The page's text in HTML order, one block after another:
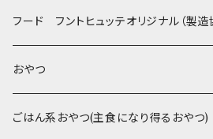
Sサイズ(テープ幅1.5cm) _ 首輪&リードセット
Sサイズ(テープ幅1.5cm) _ ハーネス&リードセ
フントヒュッテオリジナル Silver(販売
Collar & Leash - XS（超小型犬・幼犬用）
Harness & Leash - XS（超小型犬･幼犬用）
フントヒュッテオリジナル Woven
Harness & Leash - XS
セレクト
たまごちゃん
BESTEVER / ベストエバー
iDog&iCat
フード フントヒュッテオリジナル（製造
おやつ
Bon・rupa(ボンルパ)
ごはん系おやつ(主食になり得るおや